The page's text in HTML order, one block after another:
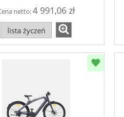
netto:4 991,06 zł
lista życzeń